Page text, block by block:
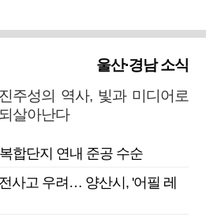
울산·경남 소식
진주성의 역사, 빛과 미디어로
되살아난다
합단지 연내 준공 수순
사고 우려… 양산시, '어필 레